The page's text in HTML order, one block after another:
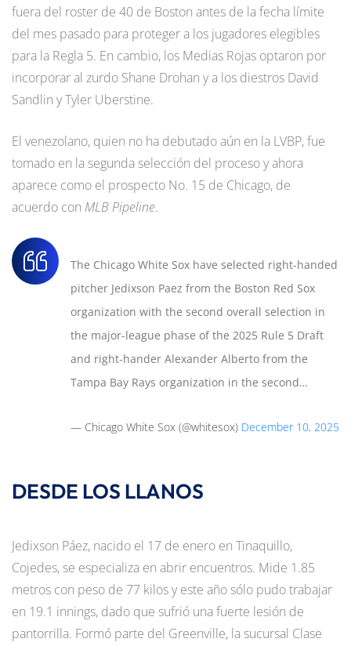
fuera del roster de 40 de Boston antes de la fecha límite
del mes pasado para proteger a los jugadores elegibles
para la Regla 5. En cambio, los Medias Rojas optaron por
incorporar al zurdo Shane Drohan y a los diestros David
Sandlin y Tyler Uberstine.
El venezolano, quien no ha debutado aún en la LVBP, fue
tomado en la segunda selección del proceso y ahora
aparece como el prospecto No. 15 de Chicago, de
acuerdo con MLB Pipeline.
The Chicago White Sox have selected right-handed
pitcher Jedixson Paez from the Boston Red Sox
organization with the second overall selection in
the major-league phase of the 2025 Rule 5 Draft
and right-hander Alexander Alberto from the
Tampa Bay Rays organization in the second…
— Chicago White Sox (@whitesox) December 10, 2025
DESDE LOS LLANOS
Jedixson Páez, nacido el 17 de enero en Tinaquillo,
Cojedes, se especializa en abrir encuentros. Mide 1.85
metros con peso de 77 kilos y este año sólo pudo trabajar
en 19.1 innings, dado que sufrió una fuerte lesión de
pantorrilla. Formó parte del Greenville, la sucursal Clase